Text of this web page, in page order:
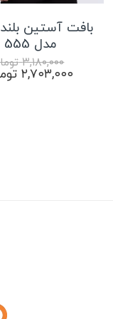
بافت آستین بلند
مدل 555
۳,۱۸۰,۰۰۰
قیمت
اصلی:
۲,۷۰۳,۰۰۰